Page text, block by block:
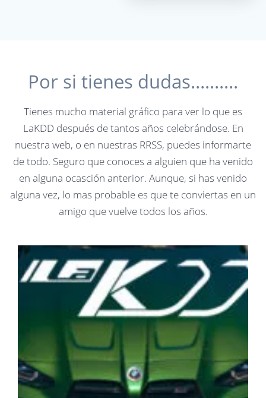
Por si tienes dudas……….
Tienes mucho material gráfico para ver lo que es
LaKDD después de tantos años celebrándose. En
nuestra web, o en nuestras RRSS, puedes informarte
de todo. Seguro que conoces a alguien que ha venido
en alguna ocasción anterior. Aunque, si has venido
alguna vez, lo mas probable es que te conviertas en un
amigo que vuelve todos los años.